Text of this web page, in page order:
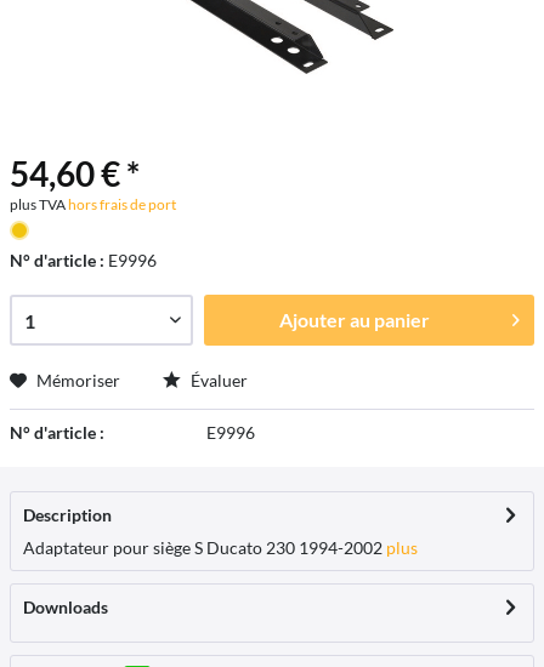
54,60 € *
plus TVAhors frais de port
N° d'article : E9996
Ajouter au panier
Mémoriser Évaluer
N° d'article : E9996
Description
Adaptateur pour siège S Ducato 230 1994-2002 plus
Downloads